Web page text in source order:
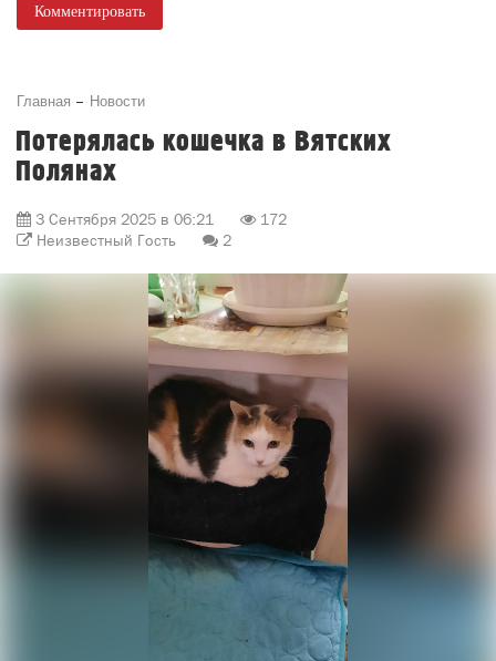
Комментировать
Главная Новости
Потерялась кошечка в Вятских
Полянах
3 Сентября 2025 в 06:21
172
Неизвестный Гость
2